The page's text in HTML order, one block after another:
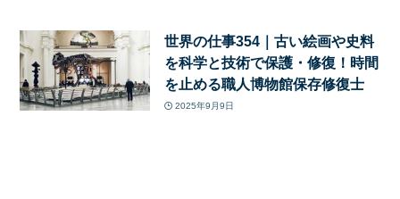
世界の仕事354｜古い絵画や史料
を科学と技術で保護・修復！時間
を止める職人博物館保存修復士
2025年9月9日